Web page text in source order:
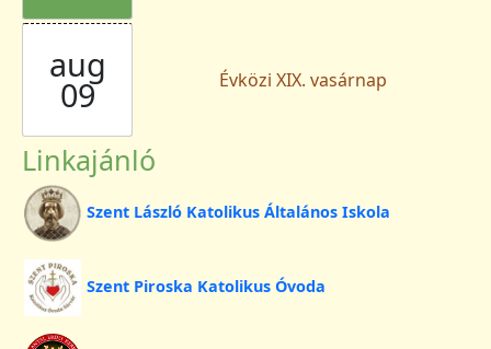
aug
09 Évközi XIX. vasárnap
Linkajánló
Szent László Katolikus Általános Iskola
Szent Piroska Katolikus Óvoda